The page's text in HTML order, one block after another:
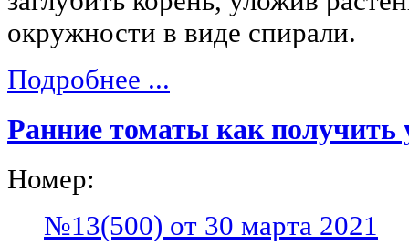
окружности в виде спирали.
Подробнее ...
Ранние томаты как
Номер:
№13(500) от 30 марта 2021